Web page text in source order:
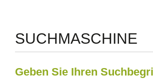
SUCHMASCHINE
Geben Sie Ihren